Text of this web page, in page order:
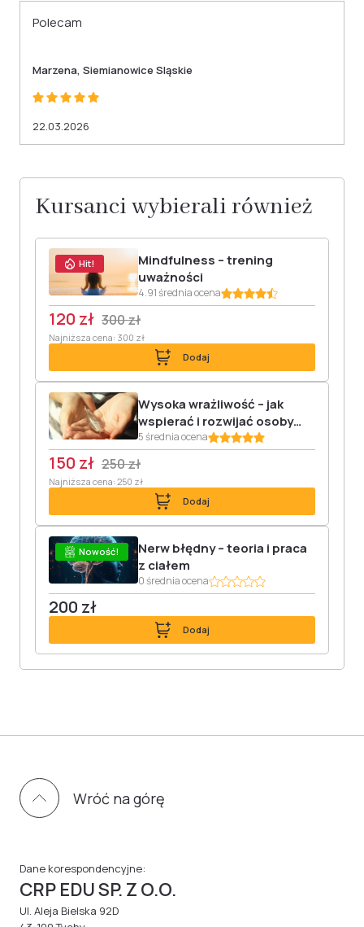
Polecam
Marzena, Siemianowice Sląskie
22.03.2026
Kursanci wybierali również
Hit!
Mindfulness – trening
uważności
4.91 średnia ocena
120 zł 300 zł
Najniższa cena: 300 zł
Dodaj
Wysoka wrażliwość – jak
wspierać i rozwijać osoby
hipersensytywne
5 średnia ocena
150 zł 250 zł
Najniższa cena: 250 zł
Dodaj
Nowość!
Nerw błędny – teoria i praca
z ciałem
0 średnia ocena
200 zł
Dodaj
Wróć na górę
Dane korespondencyjne:
CRP EDU SP. Z O.O.
Ul. Aleja Bielska 92D